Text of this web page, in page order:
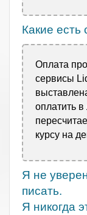
Какие
Оплата
сервисы
оплатить
курсу на
Я не
писать.
Я никогда